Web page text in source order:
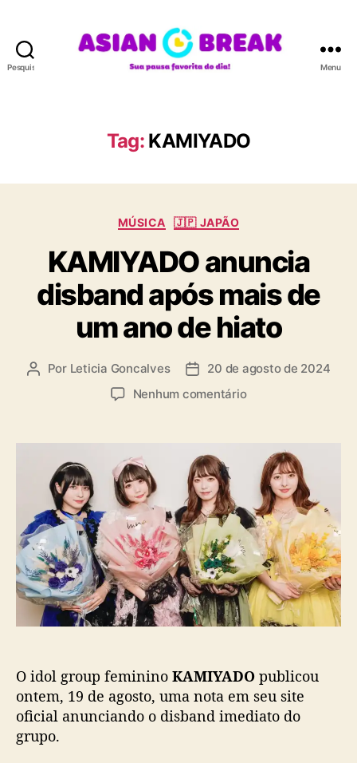
Pesquisar
A
N
R
A
Menu
Tag: KAMIYADO
C
t
e
g
o
r
i
MÚSICA 🇯🇵 JAPÃO
KAMIYADO anuncia
disband após mais de
um ano de hiato
A
r
o
s
t
Por Leticia Goncalves
D
e
p
u
b
l
c
a
ç
ã
20 de agosto de 2024
Nenhum comentárioe
A
D
O
a
n
u
n
a
d
O idol group feminino KAMIYADO publicou
ontem, 19 de agosto, uma nota em seu site
oficial anunciando o disband imediato do
grupo.